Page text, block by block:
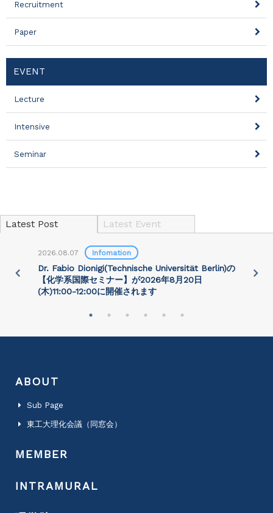
Recruitment
Paper
EVENT
Lecture
Intensive
Seminar
Latest Post Latest Event
2026.08.07 Infomation
Dr. Fabio Dionigi(Technische Universität Berlin)の
【化学系国際セミナー】が2026年8⽉20⽇
(⽊)11:00-12:00に開催されます
ABOUT
Sub Page
東工大理化会議（同窓会）
MEMBER
INTRAMURAL